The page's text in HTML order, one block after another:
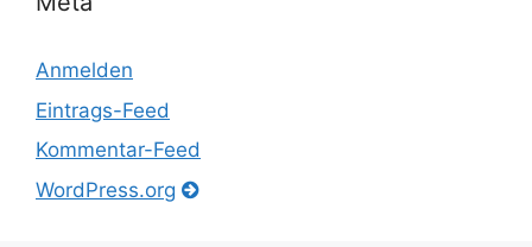
Anmelden
Eintrags-Feed
Kommentar-Feed
WordPress.org